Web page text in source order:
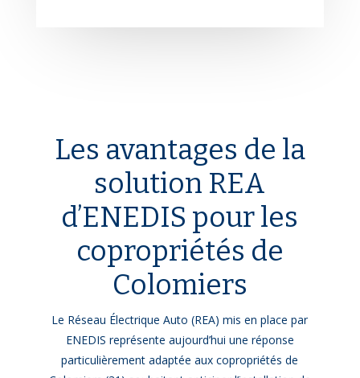
Les avantages de la
solution REA
d’ENEDIS pour les
copropriétés de
Colomiers
Le Réseau Électrique Auto (REA) mis en place par
ENEDIS représente aujourd’hui une réponse
particulièrement adaptée aux copropriétés de